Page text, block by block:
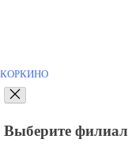
КОРКИНО
Выберите